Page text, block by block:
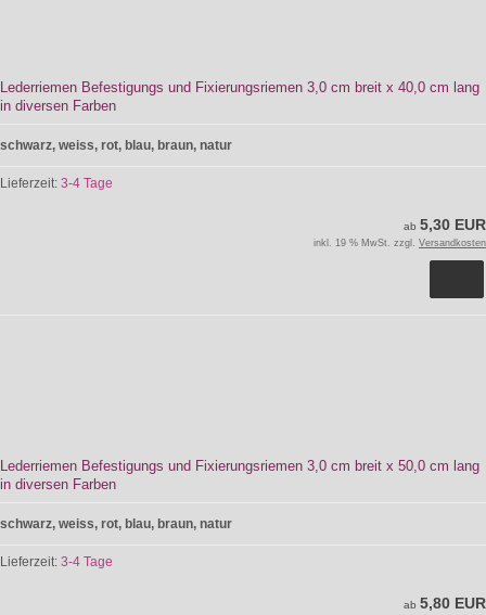
Lederriemen Befestigungs und Fixierungsriemen 3,0 cm breit x 40,0 cm lang
in diversen Farben
schwarz, weiss, rot, blau, braun, natur
Lieferzeit: 3-4 Tage
ab 5,30 EUR
inkl. 19 % MwSt. zzgl. Versandkosten
Lederriemen Befestigungs und Fixierungsriemen 3,0 cm breit x 50,0 cm lang
in diversen Farben
schwarz, weiss, rot, blau, braun, natur
Lieferzeit: 3-4 Tage
ab 5,80 EUR